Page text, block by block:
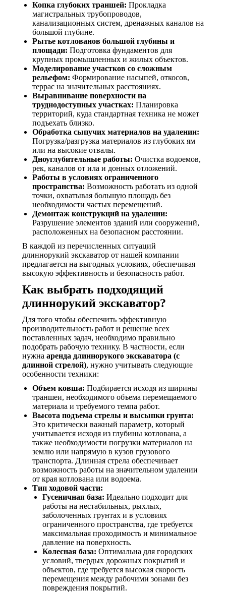
Копка глубоких траншей: Прокладка
магистральных трубопроводов,
канализационных систем, дренажных каналов на
большой глубине.
Рытье котлованов большой глубины и
площади: Подготовка фундаментов для
крупных промышленных и жилых объектов.
Моделирование участков со сложным
рельефом: Формирование насыпей, откосов,
террас на значительных расстояниях.
Выравнивание поверхности на
труднодоступных участках: Планировка
территорий, куда стандартная техника не может
подъехать близко.
Обработка сыпучих материалов на удалении:
Погрузка/разгрузка материалов из глубоких ям
или на высокие отвалы.
Дноуглубительные работы: Очистка водоемов,
рек, каналов от ила и донных отложений.
Работы в условиях ограниченного
пространства: Возможность работать из одной
точки, охватывая большую площадь без
необходимости частых перемещений.
Демонтаж конструкций на удалении:
Разрушение элементов зданий или сооружений,
расположенных на безопасном расстоянии.
В каждой из перечисленных ситуаций
длиннорукий экскаватор от нашей компании
предлагается на выгодных условиях, обеспечивая
высокую эффективность и безопасность работ.
Как выбрать подходящий
длиннорукий экскаватор?
Для того чтобы обеспечить эффективную
производительность работ и решение всех
поставленных задач, необходимо правильно
подобрать рабочую технику. В частности, если
нужна аренда длиннорукого экскаватора (с
длинной стрелой), нужно учитывать следующие
особенности техники:
Объем ковша: Подбирается исходя из ширины
траншеи, необходимого объема перемещаемого
материала и требуемого темпа работ.
Высота подъема стрелы и высыпки грунта:
Это критически важный параметр, который
учитывается исходя из глубины котлована, а
также необходимости погрузки материалов на
землю или напрямую в кузов грузового
транспорта. Длинная стрела обеспечивает
возможность работы на значительном удалении
от края котлована или водоема.
Тип ходовой части:
Гусеничная база: Идеально подходит для
работы на нестабильных, рыхлых,
заболоченных грунтах и в условиях
ограниченного пространства, где требуется
максимальная проходимость и минимальное
давление на поверхность.
Колесная база: Оптимальна для городских
условий, твердых дорожных покрытий и
объектов, где требуется высокая скорость
перемещения между рабочими зонами без
повреждения покрытий.